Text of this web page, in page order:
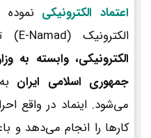
اعتماد الکترونیکی نموده
الکترونیک (E-Namad) توسط م
الکترونیکی، وابسته
جمهوری اسلامی ایران
می‌شود. اینماد در واقع
کارها را انجام می‌دهد و